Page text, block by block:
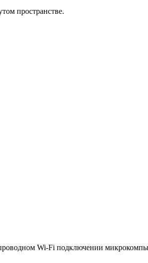
пространстве.
Wi-Fi подключении